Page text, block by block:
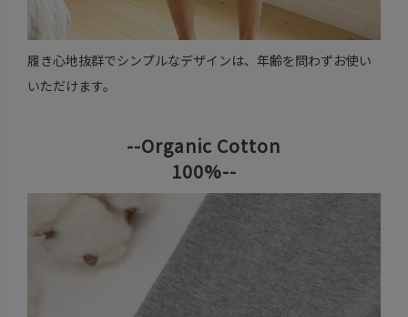
履き心地抜群でシンプルなデザインは、年齢を問わずお使い
いただけます。
--Organic Cotton
100%--